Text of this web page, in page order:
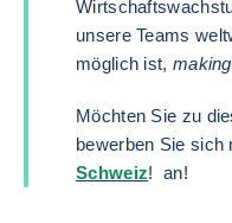
unsere Teams
möglich ist,
Möchten Sie zu
bewerben Sie sich
Schweiz! an!